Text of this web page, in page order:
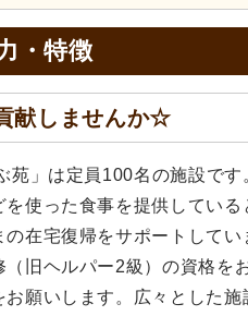
・特徴
献しませんか☆
苑」は定員100名の施設です
使った食事を提供している
在宅復帰をサポートしてい
旧ヘルパー2級）の資格を
願いします。広々とした施